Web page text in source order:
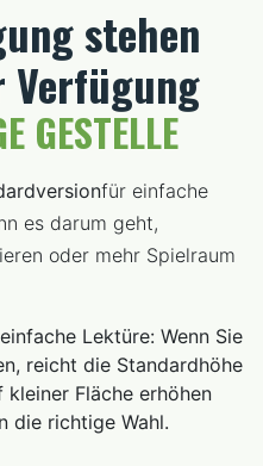
stehen
Verfügung
GESTELLE
für einfache
es darum geht,
oder mehr Spielraum
Lektüre: Wenn Sie
reicht die Standardhöhe
kleiner Fläche erhöhen
die richtige Wahl.